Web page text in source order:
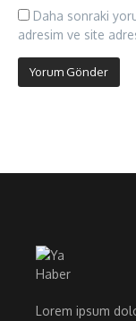
Daha sonraki
adresim ve site
Lorem ipsum